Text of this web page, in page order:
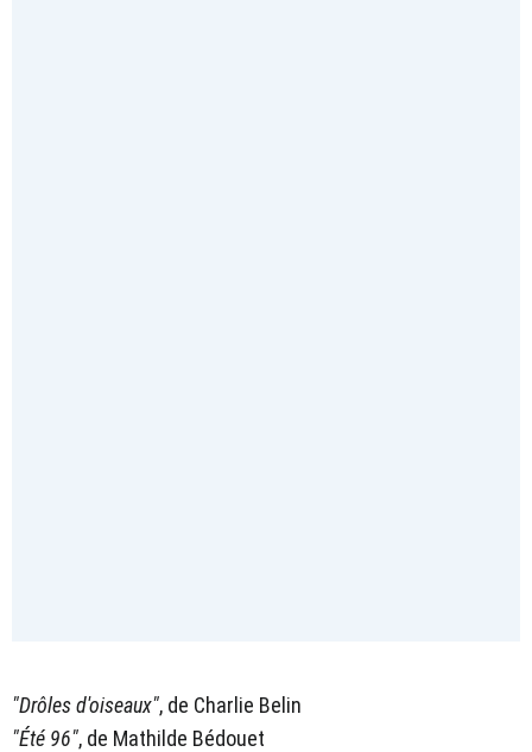
"Drôles d'oiseaux", de Charlie Belin
"Été 96", de Mathilde Bédouet